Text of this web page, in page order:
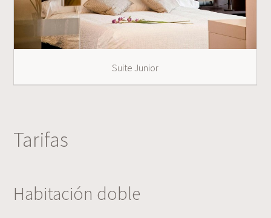
Suite Junior
Tarifas
Habitación doble